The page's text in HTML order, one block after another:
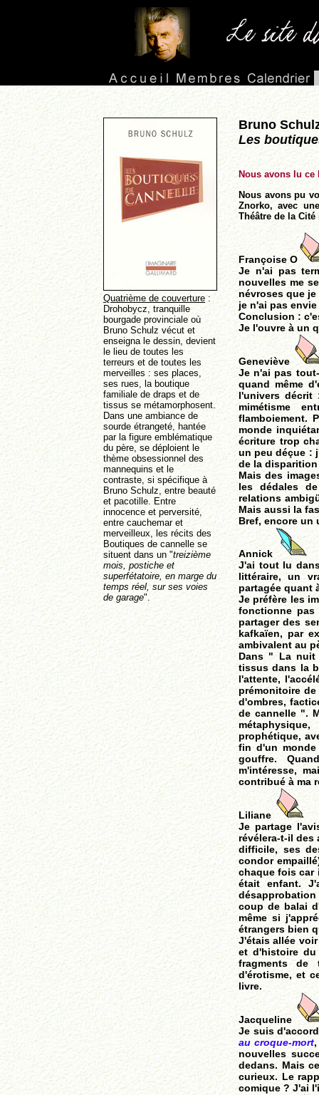
Quatrième de couverture :
Drohobycz, tranquille
bourgade provinciale où
Bruno Schulz vécut et
enseigna le dessin, devient
le lieu de toutes les
terreurs et de toutes les
merveilles : ses places,
ses rues, la boutique
familiale de draps et de
tissus se métamorphosent.
Dans une ambiance de
sourde étrangeté, hantée
par la figure emblématique
du père, se déploient le
thème obsessionnel des
mannequins et le
contraste, si spécifique à
Bruno Schulz, entre beauté
et pacotille. Entre
innocence et perversité,
entre cauchemar et
merveilleux, les récits des
Boutiques de cannelle se
situent dans un "treizième
mois, postiche et
superfétatoire, en marge du
temps réel, sur ses voies
de garage".
Bruno
Les
Nous avons lu
Nous avons pu
Znorko, avec
Théâtre de la
Françoise O
Je n'ai pas
nouvelles me
névroses que
je n'ai pas envie
Conclusion :
Je l'ouvre à un
Geneviève
Je n'ai pas
quand même
l'univers
mimétisme
flamboiement.
monde
écriture trop
un peu déçue :
de la
Mais des
les dédales
relations
Mais aussi la
Bref, encore un
Annick
J'ai tout lu
littéraire, un
partagée quant
Je préfère les
fonctionne
partager des
kafkaïen, par
ambivalent au
Dans " La nuit
tissus dans la
l'attente,
prémonitoire
d'ombres,
de cannelle ".
prophétique,
fin d'un
gouffre.
m'intéresse,
contribué à ma
Liliane
Je partage
révélera-t-il des
difficile, ses
condor
chaque fois car
était enfant.
coup de balai
même si
étrangers bien
J'étais allée
et d'histoire du
fragments de
d'érotisme, et
livre.
Jacqueline
Je suis
au croque-mort,
nouvelles
dedans. Mais
curieux. Le
comique ? J'ai